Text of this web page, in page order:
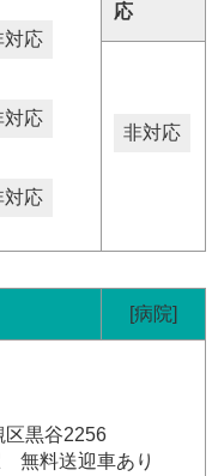
対応
対応
対応
応
非対応
[病院]
黒谷2256
料送迎車あり